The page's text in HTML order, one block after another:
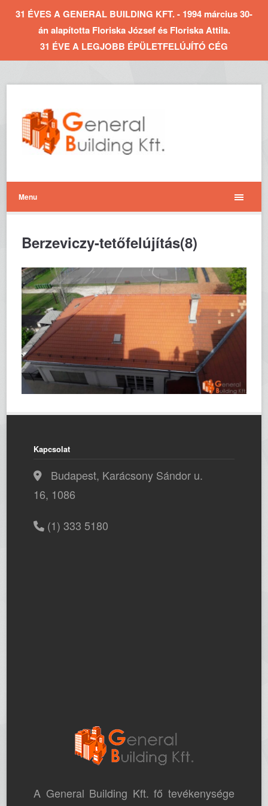
31 ÉVES A GENERAL BUILDING KFT. - 1994 március 30-
án alapította Floriska József és Floriska Attila.
31 ÉVE A LEGJOBB ÉPÜLETFELÚJÍTÓ CÉG
Menu
Berzeviczy-tetőfelújítás(8)
Kapcsolat
Budapest, Karácsony Sándor u.
16, 1086
(1) 333 5180
A General Building Kft. fő tevékenysége